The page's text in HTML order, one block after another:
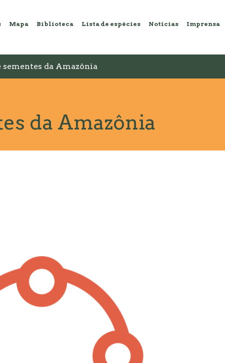
Mapa Biblioteca Lista de espécies Notícias Imprensa
sementes da Amazônia
da Amazônia